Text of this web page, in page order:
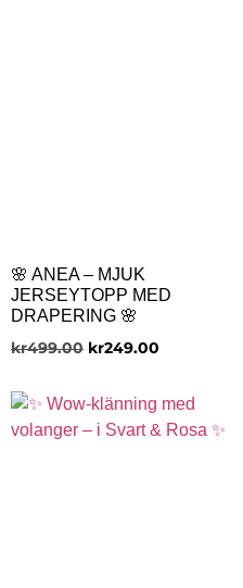
🌸 ANEA – MJUK
JERSEYTOPP MED
DRAPERING 🌸
kr499.00 kr249.00